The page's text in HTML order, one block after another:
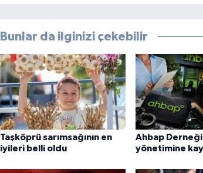
Bunlar da ilginizi çekebilir
Taşköprü sarımsağının en
iyileri belli oldu
Ahbap
yönetimine